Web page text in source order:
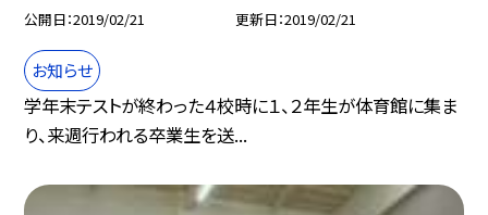
公開日 2019/02/21 更新日 2019/02/21
お知らせ
学年末テストが終わった４校時に１、２年生が体育館に集ま
り、来週行われる卒業生を送...